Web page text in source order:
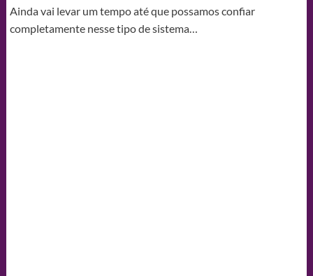
Ainda vai levar um tempo até que possamos confiar
completamente nesse tipo de sistema…